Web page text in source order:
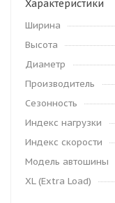
Характеристики
Ширина
Высота
Диаметр
Производитель
Сезонность
Индекс нагрузки
Индекс скорости
Модель автошины
XL (Extra Load)